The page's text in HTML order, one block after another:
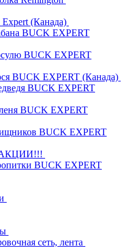
(Канада)
BUCK EXPERT
BUCK EXPERT
BUCK EXPERT (Канада)
BUCK EXPERT
BUCK EXPERT
BUCK EXPERT
АКЦИИ!!!
BUCK EXPERT
сеть, лента